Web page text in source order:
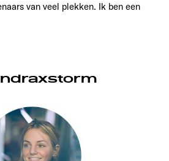
van veel plekken. Ik ben een